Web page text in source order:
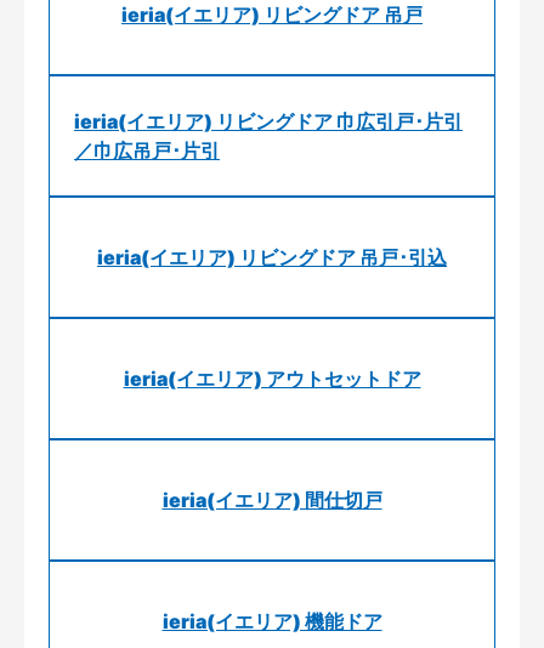
ieria(イエリア) リビングドア 吊戸
ieria(イエリア) リビングドア 巾広引戸･片引
／巾広吊戸･片引
ieria(イエリア) リビングドア 吊戸･引込
ieria(イエリア) アウトセットドア
ieria(イエリア) 間仕切戸
ieria(イエリア) 機能ドア